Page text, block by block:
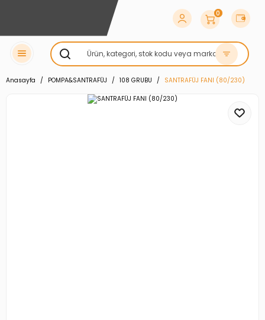
0
Anasayfa POMPA&SANTRAFÜJ 108 GRUBU SANTRAFÜJ FANI (80/230)